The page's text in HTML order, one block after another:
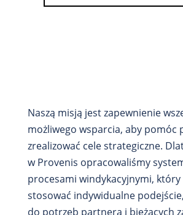
Naszą misją jest zapewnienie
możliwego wsparcia, aby pomóc
zrealizować cele strategiczne.
w Provenis opracowaliśmy
procesami windykacyjnymi, który
stosować indywidualne
do potrzeb partnera i bieżących